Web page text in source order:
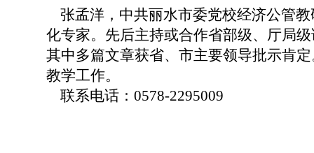
张孟洋，中共丽水市委党校经济公管
化专家。先后主持或合作省部级、厅局
其中多篇文章获省、市主要领导批示肯
教学工作。
联系电话：0578-2295009